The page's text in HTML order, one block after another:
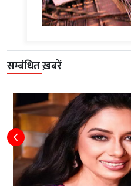
सम्बंधित ख़बरें